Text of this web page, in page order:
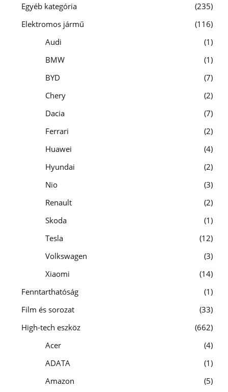
Egyéb kategória
235
Elektromos jármű
116
Audi
1
BMW
1
BYD
7
Chery
2
Dacia
7
Ferrari
2
Huawei
4
Hyundai
2
Nio
3
Renault
2
Skoda
1
Tesla
12
Volkswagen
3
Xiaomi
14
Fenntarthatóság
1
Film és sorozat
33
High-tech eszköz
662
Acer
4
ADATA
1
Amazon
5